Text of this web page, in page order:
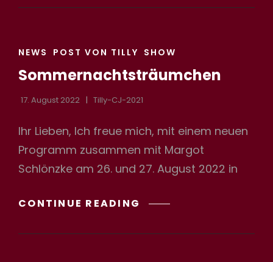
IM
CAT
NEWS POST VON TILLY SHOW
Sommernachtsträumchen
17. August 2022 Tilly-CJ-2021
Ihr Lieben, Ich freue mich, mit einem neuen
Programm zusammen mit Margot
Schlönzke am 26. und 27. August 2022 in
CONTINUE READING